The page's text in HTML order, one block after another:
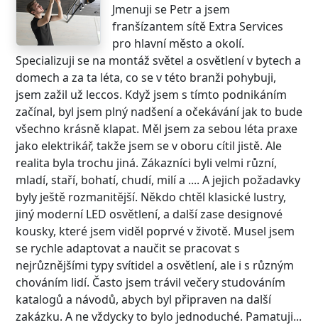
Jmenuji se Petr a jsem
franšízantem sítě Extra Services
pro hlavní město a okolí.
Specializuji se na montáž světel a osvětlení v bytech a
domech a za ta léta, co se v této branži pohybuji,
jsem zažil už leccos. Když jsem s tímto podnikáním
začínal, byl jsem plný nadšení a očekávání jak to bude
všechno krásně klapat. Měl jsem za sebou léta praxe
jako elektrikář, takže jsem se v oboru cítil jistě. Ale
realita byla trochu jiná. Zákazníci byli velmi různí,
mladí, staří, bohatí, chudí, milí a .... A jejich požadavky
byly ještě rozmanitější. Někdo chtěl klasické lustry,
jiný moderní LED osvětlení, a další zase designové
kousky, které jsem viděl poprvé v životě. Musel jsem
se rychle adaptovat a naučit se pracovat s
nejrůznějšími typy svítidel a osvětlení, ale i s různým
chováním lidí. Často jsem trávil večery studováním
katalogů a návodů, abych byl připraven na další
zakázku. A ne vždycky to bylo jednoduché. Pamatuji...